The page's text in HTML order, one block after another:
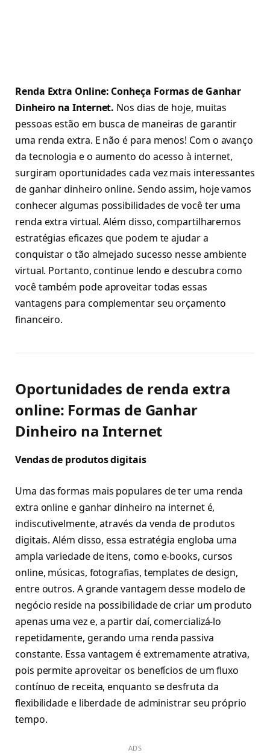
Renda Extra Online: Conheça Formas de Ganhar
Dinheiro na Internet. Nos dias de hoje, muitas
pessoas estão em busca de maneiras de garantir
uma renda extra. E não é para menos! Com o avanço
da tecnologia e o aumento do acesso à internet,
surgiram oportunidades cada vez mais interessantes
de ganhar dinheiro online. Sendo assim, hoje vamos
conhecer algumas possibilidades de você ter uma
renda extra virtual. Além disso, compartilharemos
estratégias eficazes que podem te ajudar a
conquistar o tão almejado sucesso nesse ambiente
virtual. Portanto, continue lendo e descubra como
você também pode aproveitar todas essas
vantagens para complementar seu orçamento
financeiro.
Oportunidades de renda extra
online: Formas de Ganhar
Dinheiro na Internet
Vendas de produtos digitais
Uma das formas mais populares de ter uma renda
extra online e ganhar dinheiro na internet é,
indiscutivelmente, através da venda de produtos
digitais. Além disso, essa estratégia engloba uma
ampla variedade de itens, como e-books, cursos
online, músicas, fotografias, templates de design,
entre outros. A grande vantagem desse modelo de
negócio reside na possibilidade de criar um produto
apenas uma vez e, a partir daí, comercializá-lo
repetidamente, gerando uma renda passiva
constante. Essa vantagem é extremamente atrativa,
pois permite aproveitar os benefícios de um fluxo
contínuo de receita, enquanto se desfruta da
flexibilidade e liberdade de administrar seu próprio
tempo.
ADS